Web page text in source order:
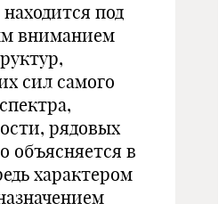
под
вниманием
сил самого
рядовых
объясняется в
характером